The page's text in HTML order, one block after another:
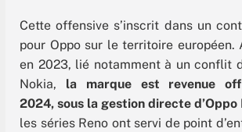
Cette offensive s’inscrit dans un
pour Oppo sur le territoire européen.
en 2023, lié notamment à un conflit
Nokia, la marque est revenue
2024, sous la gestion directe d’Oppo
les séries Reno ont servi de point